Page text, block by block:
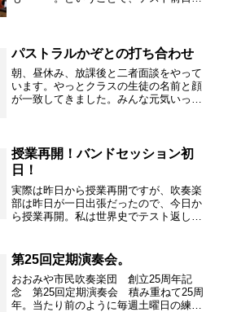
の計量。 69.8㎏、ＢＭ...
パストラルかぞとの打ち合わせ
朝、昼休み、放課後と二者面談をやって
います。やっとクラスの生徒の名前と顔
が一致してきました。みんな元気いっぱ
～。でもけじめをつけて、...
授業再開！バンドセッション初
日！
実際は昨日から授業再開ですが、吹奏楽
部は昨日が一日出張だったので、今日か
ら授業再開。私は世界史でテスト返しと
ます。頑張ろう～。 さて今日はバンド
セッション２０１３の練...
第25回定期演奏会。
おおみや市民吹奏楽団 創立25周年記
念 第25回定期演奏会 積み重ねて25周
年。当たり前のように毎週土曜日の練習